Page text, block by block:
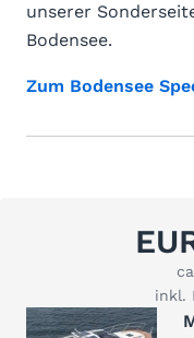
unserer
Bodensee.
Zum Bodensee
inkl.